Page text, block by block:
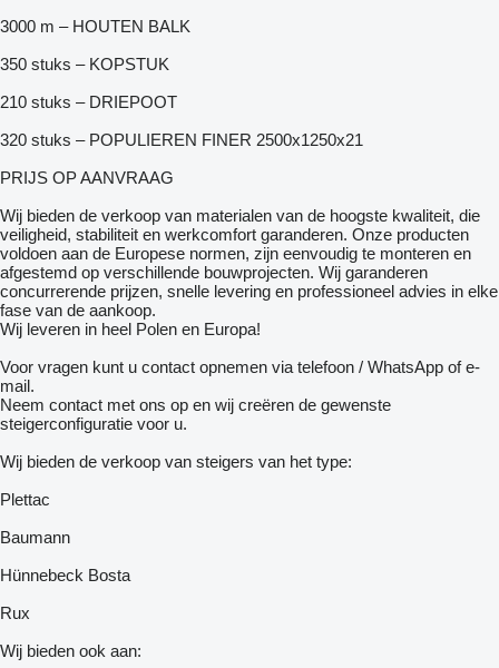
3000 m – HOUTEN BALK
350 stuks – KOPSTUK
210 stuks – DRIEPOOT
320 stuks – POPULIEREN FINER 2500x1250x21
PRIJS OP AANVRAAG
Wij bieden de verkoop van materialen van de hoogste kwaliteit, die
veiligheid, stabiliteit en werkcomfort garanderen. Onze producten
voldoen aan de Europese normen, zijn eenvoudig te monteren en
afgestemd op verschillende bouwprojecten. Wij garanderen
concurrerende prijzen, snelle levering en professioneel advies in elke
fase van de aankoop.
Wij leveren in heel Polen en Europa!
Voor vragen kunt u contact opnemen via telefoon / WhatsApp of e-
mail.
Neem contact met ons op en wij creëren de gewenste
steigerconfiguratie voor u.
Wij bieden de verkoop van steigers van het type:
Plettac
Baumann
Hünnebeck Bosta
Rux
Wij bieden ook aan: